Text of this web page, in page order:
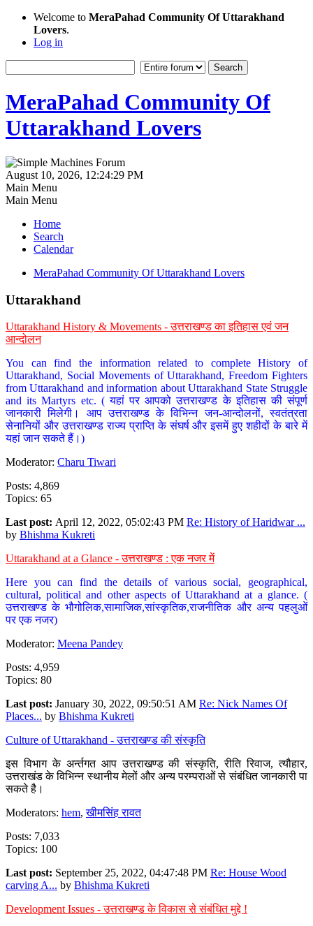
Welcome to MeraPahad Community Of Uttarakhand
Lovers.
Log in
MeraPahad Community Of
Uttarakhand Lovers
August 10, 2026, 12:24:29 PM
Main Menu
Main Menu
Home
Search
Calendar
MeraPahad Community Of Uttarakhand Lovers
Uttarakhand
Uttarakhand History & Movements - उत्तराखण्ड का इतिहास एवं जन
आन्दोलन
You can find the information related to complete History of
Uttarakhand, Social Movements of Uttarakhand, Freedom Fighters
from Uttarakhand and information about Uttarakhand State Struggle
and its Martyrs etc. ( यहां पर आपको उत्तराखण्ड के इतिहास की संपूर्ण
जानकारी मिलेगी। आप उत्तराखण्ड के विभिन्न जन-आन्दोलनों, स्वतंत्रता
सेनानियों और उत्तराखण्ड राज्य प्राप्ति के संघर्ष और इसमें हुए शहीदों के बारे में
यहां जान सकते हैं।)
Moderator: Charu Tiwari
Posts: 4,869
Topics: 65
Last post: April 12, 2022, 05:02:43 PM Re: History of Haridwar ...
by Bhishma Kukreti
Uttarakhand at a Glance - उत्तराखण्ड : एक नजर में
Here you can find the details of various social, geographical,
cultural, political and other aspects of Uttarakhand at a glance. (
उत्तराखण्ड के भौगोलिक,सामाजिक,सांस्कृतिक,राजनीतिक और अन्य पहलुओं
पर एक नजर)
Moderator: Meena Pandey
Posts: 4,959
Topics: 80
Last post: January 30, 2022, 09:50:51 AM Re: Nick Names Of
Places... by Bhishma Kukreti
Culture of Uttarakhand - उत्तराखण्ड की संस्कृति
इस विभाग के अर्न्तगत आप उत्तराखण्ड की संस्कृति, रीति रिवाज, त्यौहार,
उत्तराखंड के विभिन्न स्थानीय मेलों और अन्य परम्पराओं से संबंधित जानकारी पा
सकते है।
Moderators: hem,खीमसिंह रावत
Posts: 7,033
Topics: 100
Last post: September 25, 2022, 04:47:48 PM Re: House Wood
carving A... by Bhishma Kukreti
Development Issues - उत्तराखण्ड के विकास से संबंधित मुद्दे !